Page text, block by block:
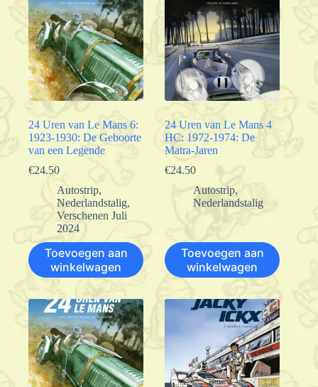
24 Uren van Le Mans 6:
1923-1930: De Geboorte
van een Legende
€24.50
Autostrip,
Nederlandstalig,
Verschenen Juli
2024
Toevoegen aan
winkelwagen
24 Uren van Le Mans 4
HC: 1972-1974: De
Matra-Jaren
€24.50
Autostrip,
Nederlandstalig
Toevoegen aan
winkelwagen